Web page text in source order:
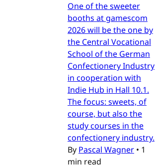
One of the sweeter
booths at gamescom
2026 will be the one by
the Central Vocational
School of the German
Confectionery Industry
in cooperation with
Indie Hub in Hall 10.1.
The focus: sweets, of
course, but also the
study courses in the
confectionery industry.
By Pascal Wagner • 1
min read